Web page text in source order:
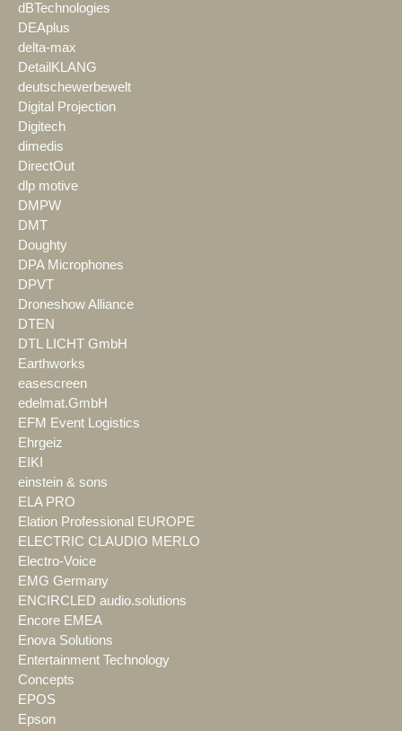
dBTechnologies
DEAplus
delta-max
DetailKLANG
deutschewerbewelt
Digital Projection
Digitech
dimedis
DirectOut
dlp motive
DMPW
DMT
Doughty
DPA Microphones
DPVT
Droneshow Alliance
DTEN
DTL LICHT GmbH
Earthworks
easescreen
edelmat.GmbH
EFM Event Logistics
Ehrgeiz
EIKI
einstein & sons
ELA PRO
Elation Professional EUROPE
ELECTRIC CLAUDIO MERLO
Electro-Voice
EMG Germany
ENCIRCLED audio.solutions
Encore EMEA
Enova Solutions
Entertainment Technology
Concepts
EPOS
Epson